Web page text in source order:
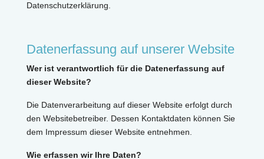
Datenschutzerklärung.
Datenerfassung auf unserer Website
Wer ist verantwortlich für die Datenerfassung auf
dieser Website?
Die Datenverarbeitung auf dieser Website erfolgt durch
den Websitebetreiber. Dessen Kontaktdaten können Sie
dem Impressum dieser Website entnehmen.
Wie erfassen wir Ihre Daten?